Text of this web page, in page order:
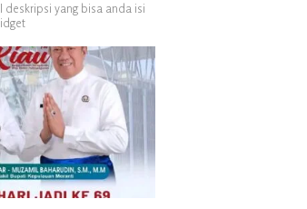
yang bisa anda isi